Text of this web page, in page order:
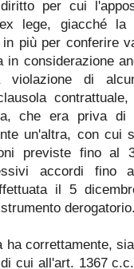
per cui
lege, giacché la
più per conferire
in considerazione
di
che era priva
un'altra, con cui
previste fino al
accordi
il 5
ha correttamente,
cui all'art. 1367